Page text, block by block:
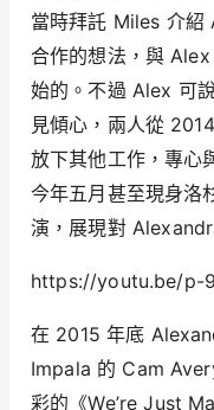
當時拜託 Miles 介紹
合作的想法，與
始的。不過 Alex 可
見傾心，兩人從
放下其他工作，專心
今年五月甚至現身
演，展現對
https://youtu.be/p-
在 2015 年底
Impala 的 Cam
彩的《We’re Just